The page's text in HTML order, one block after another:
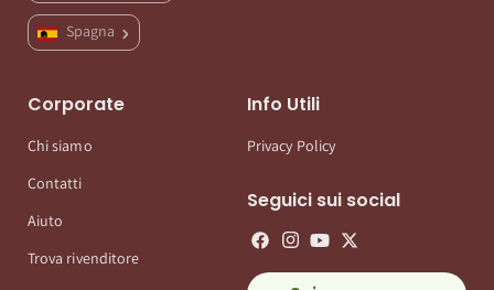
Spagna
Corporate
Chi siamo
Contatti
Aiuto
Trova rivenditore
Info Utili
Privacy Policy
Seguici sui social